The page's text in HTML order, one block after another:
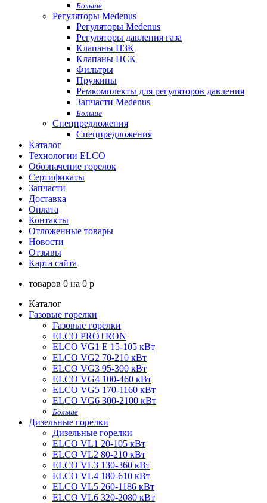
Больше
Регуляторы Medenus
Регуляторы Medenus
Регуляторы давления газа
Клапаны ПЗК
Клапаны ПСК
Фильтры
Пружины
Ремкомплекты для регуляторов давления
Запчасти Medenus
Больше
Спецпредложения
Спецпредложения
Каталог
Технологии ELCO
Обозначение горелок
Сертификаты
Запчасти
Доставка
Оплата
Контакты
Отложенные товары
Новости
Отзывы
Карта сайта
товаров 0 на 0 p
Каталог
Газовые горелки
Газовые горелки
ELCO PROTRON
ELCO VG1 E 15-105 кВт
ELCO VG2 70-210 кВт
ELCO VG3 95-300 кВт
ELCO VG4 100-460 кВт
ELCO VG5 170-1160 кВт
ELCO VG6 300-2100 кВт
Больше
Дизельные горелки
Дизельные горелки
ELCO VL1 20-105 кВт
ELCO VL2 80-210 кВт
ELCO VL3 130-360 кВт
ELCO VL4 180-610 кВт
ELCO VL5 260-1186 кВт
ELCO VL6 320-2080 кВт